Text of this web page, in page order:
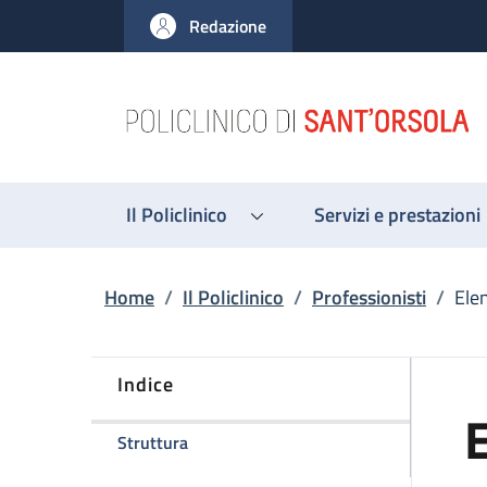
al contenuto principale
to footer content
Redazione
Il Policlinico Servizi e prestazioni
Briciole di pane
Home / Il Policlinico / Professionisti /
Indice
Strutturadella pagina Elena Zardi